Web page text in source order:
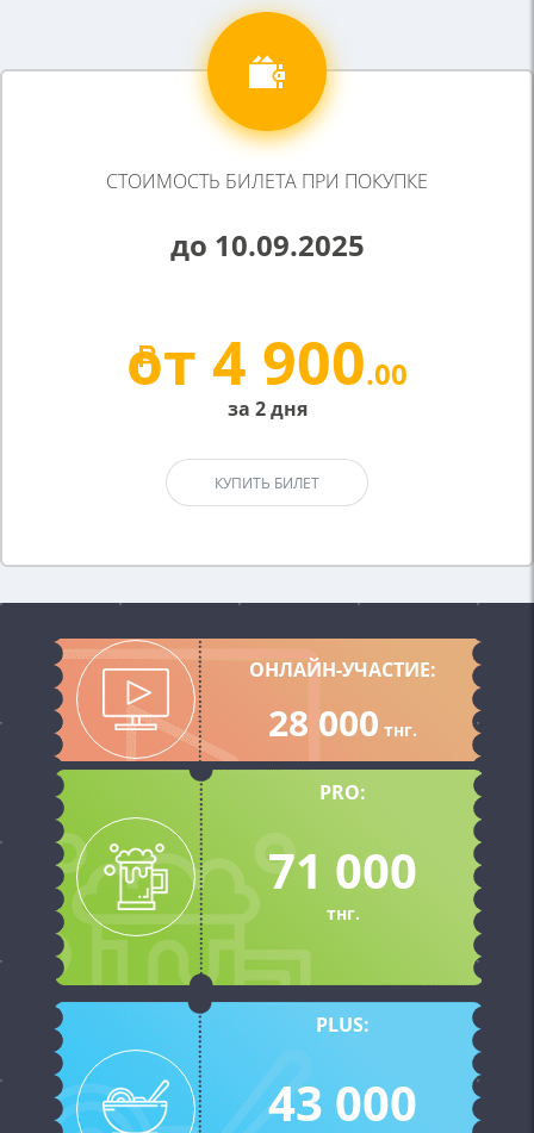
СТОИМОСТЬ БИЛЕТА ПРИ ПОКУПКЕ
до 10.09.2025
от 4 900.00
за 2 дня
КУПИТЬ БИЛЕТ
ОНЛАЙН-УЧАСТИЕ:
28 000 тнг.
PRO:
71 000
тнг.
PLUS:
43 000